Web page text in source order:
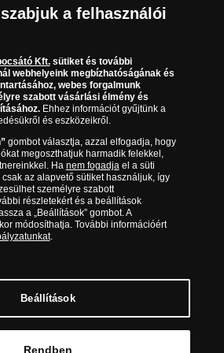
és értéke
hétfőtől csütörtökig 9.00 és
9.00 és 15.00 óra
Adószám: 23275395-2-41 A Társaság a
Hivatal Nemesfémvizsgáló és
Budapest, Bláthy Ottó utca 3-5.)
folytat. Kereskedelmi engedély
2026 - Magyar Éremkibocsátó Kft.
a felhasználói
Kft.sütiket és további
webhelyeink megbízhatóságának és
webes forgalmunk
szabott vásárlási élmény és
Ehhez információt gyűjtünk a
és eszközeikről.
gombot választja, azzal elfogadja, hogy
megoszthatjuk harmadik felekkel,
Ha nem fogadjael a süti
az alapvető sütiket használjuk, így
személyre szabott
részletekért és a beállítások
a „Beállítások” gombot. A
módosíthatja. További információért
.
Beállítások
Rendben